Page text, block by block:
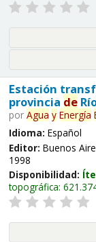
Estación
provincia de
por Agua y Energía
Idioma: Español
Editor: Buenos
1998
Disponibilidad:
topográfica: